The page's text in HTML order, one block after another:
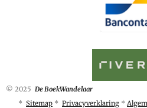
© 2025 De BoekWandelaar
* Sitemap * Privacyverklaring *